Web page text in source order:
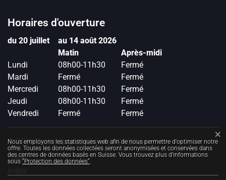
Horaires d'ouverture
du 20 juillet
au 14 août 2026
Matin
Après-midi
Lundi
08h00-11h30
Fermé
Mardi
Fermé
Fermé
Mercredi
08h00-11h30
Fermé
Jeudi
08h00-11h30
Fermé
Vendredi
Fermé Fermé
© 2026 Commune de Cheyres-Châbles
Liens
Statistiques web
Nous employons les statistiques web afin de nous permettre d'optimiser notre
offre. Toutes les données collectées seront anonymisées et conservées dans
des centres de données basés en Suisse. Vous trouvez plus d'informations
sous “Protection des données“.
×